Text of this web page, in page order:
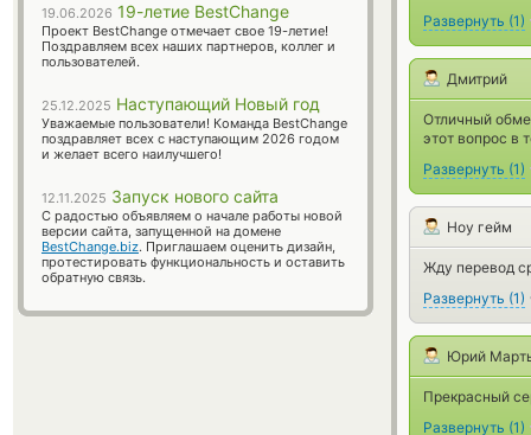
Развернуть (1)
Дмитрий
Отличный
этот вопрос в
Развернуть (1)
Ноу гейм
Жду перевод
Развернуть (1)
Юрий
Прекрасный
Развернуть (1)
19.06.2026 19-летие BestChange
Проект BestChange отмечает свое 19-летие!
Поздравляем всех наших партнеров, коллег и
пользователей.
25.12.2025 Наступающий Новый год
Уважаемые пользователи! Команда BestChange
поздравляет всех с наступающим 2026 годом
и желает всего наилучшего!
12.11.2025 Запуск нового сайта
С радостью объявляем о начале работы новой
версии сайта, запущенной на домене
BestChange.biz. Приглашаем оценить дизайн,
протестировать функциональность и оставить
обратную связь.